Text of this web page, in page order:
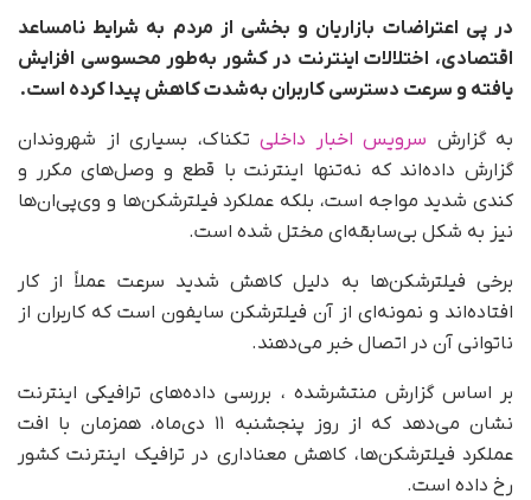
در پی اعتراضات بازاریان و بخشی از مردم به شرایط نامساعد
اقتصادی، اختلالات اینترنت در کشور به‌طور محسوسی افزایش
یافته و سرعت دسترسی کاربران به‌شدت کاهش پیدا کرده است.
به گزارش سرویس اخبار داخلی تکناک، بسیاری از شهروندان
گزارش داده‌اند که نه‌تنها اینترنت با قطع و وصل‌های مکرر و
کندی شدید مواجه است، بلکه عملکرد فیلترشکن‌ها و وی‌پی‌ان‌ها
نیز به شکل بی‌سابقه‌ای مختل شده است.
برخی فیلترشکن‌ها به دلیل کاهش شدید سرعت عملاً از کار
افتاده‌اند و نمونه‌ای از آن فیلترشکن سایفون است که کاربران از
ناتوانی آن در اتصال خبر می‌دهند.
بر اساس گزارش منتشرشده ، بررسی داده‌های ترافیکی اینترنت
نشان می‌دهد که از روز پنجشنبه ۱۱ دی‌ماه، همزمان با افت
عملکرد فیلترشکن‌ها، کاهش معناداری در ترافیک اینترنت کشور
رخ داده است.